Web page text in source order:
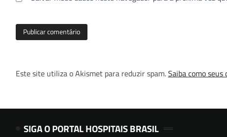
Este site utiliza o Akismet para reduzir spam.Saiba como seus
SIGA O PORTAL HOSPITAIS BRASIL